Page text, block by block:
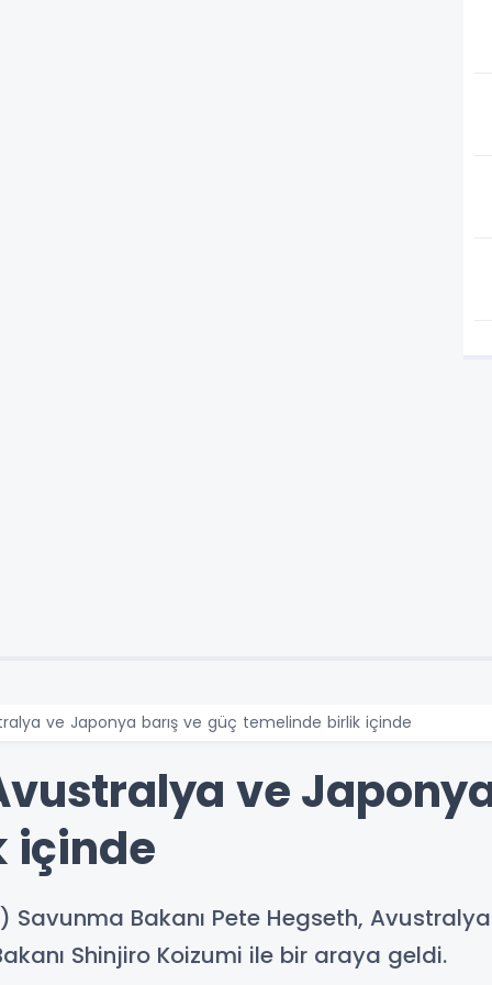
ve Japonya barış ve güç temelinde birlik içinde
ve
içinde
Bakanı Pete Hegseth, Avustralya
Shinjiro Koizumi ile bir araya geldi.